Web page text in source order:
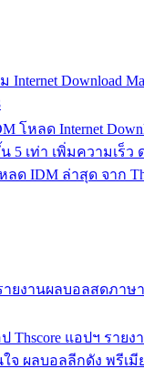
Internet Download
โหลด Internet
5 เท่า เพิ่มความเร็ว
ด IDM ล่าสุด จาก
รายงานผลบอลสดภา
Thscore แอปฯ รายง
จ ผลบอลลีกดัง พรีเ